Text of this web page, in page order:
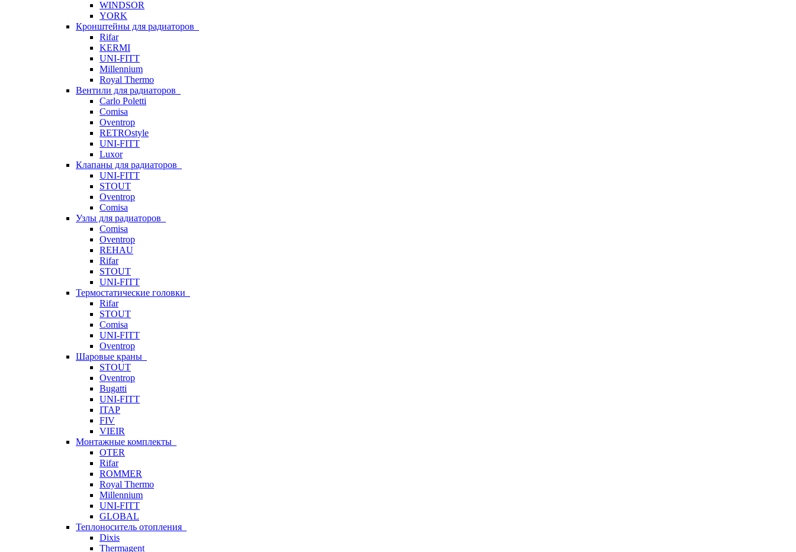
WINDSOR
YORK
Кронштейны для радиаторов
Rifar
KERMI
UNI-FITT
Millennium
Royal Thermo
Вентили для радиаторов
Carlo Poletti
Comisa
Oventrop
RETROstyle
UNI-FITT
Luxor
Клапаны для радиаторов
UNI-FITT
STOUT
Oventrop
Comisa
Узлы для радиаторов
Comisa
Oventrop
REHAU
Rifar
STOUT
UNI-FITT
Термостатические головки
Rifar
STOUT
Comisa
UNI-FITT
Oventrop
Шаровые краны
STOUT
Oventrop
Bugatti
UNI-FITT
ITAP
FIV
VIEIR
Монтажные комплекты
OTER
Rifar
ROMMER
Royal Thermo
Millennium
UNI-FITT
GLOBAL
Теплоноситель отопления
Dixis
Thermagent